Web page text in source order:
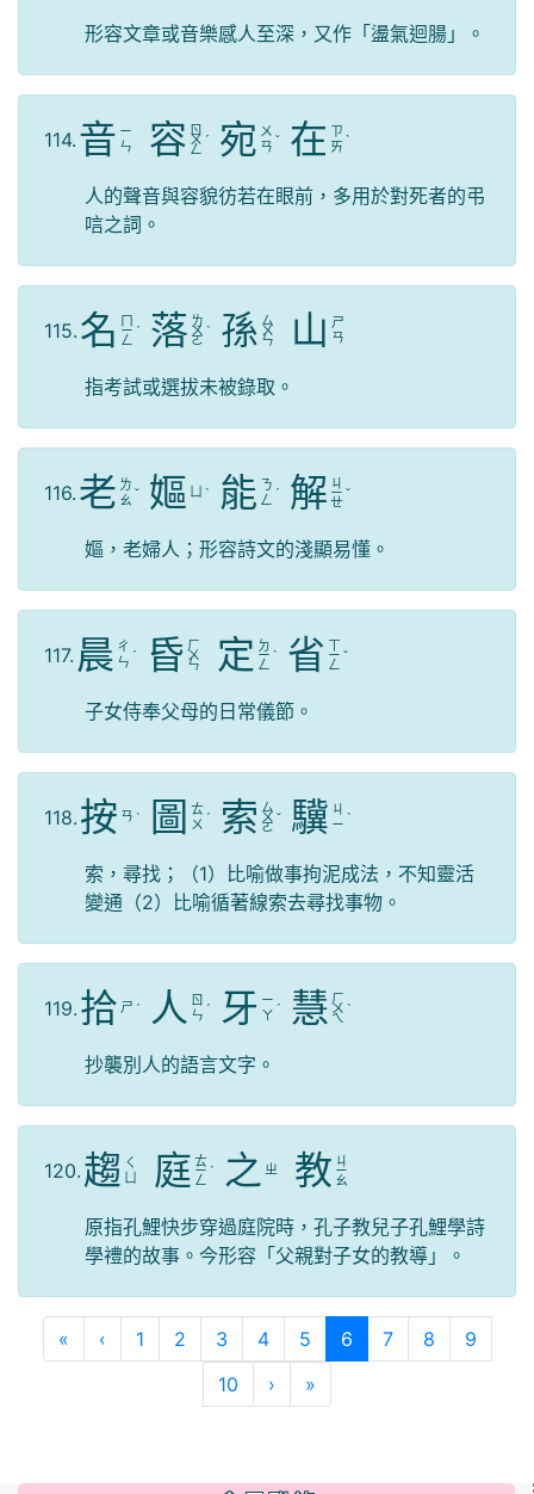
形容文章或音樂感人至深，又作「盪氣迴腸」。
114. 音 ㄧ
ㄣ
容 ㄖ
ㄨ
ㄥ
ˊ 宛 ㄨ
ㄢ ˇ 在 ㄗ
ㄞ ˋ
人的聲音與容貌彷若在眼前，多用於對死者的弔
唁之詞。
115. 名 ㄇ
ㄧ
ㄥ
ˊ 落 ㄌ
ㄨ
ㄛ
ˋ 孫 ㄙ
ㄨ
ㄣ 山 ㄕ
ㄢ
指考試或選拔未被錄取。
116. 老 ㄌ
ㄠ ˇ 嫗 ˋ 能 ㄋ
ㄥ ˊ 解 ㄐ
ㄧ
ㄝ
ˇ
嫗，老婦人；形容詩文的淺顯易懂。
117. 晨 ㄔ
ㄣ ˊ 昏 ㄏ
ㄨ
ㄣ 定 ㄉ
ㄧ
ㄥ
ˋ 省 ㄒ
ㄧ
ㄥ
ˇ
子女侍奉父母的日常儀節。
118. 按 ㄢ ˋ 圖
ㄊ
ㄨ ˊ 索 ㄙ
ㄨ
ㄛ
ˇ 驥 ㄐ
ㄧ ˋ
索，尋找；（1）比喻做事拘泥成法，不知靈活
變通（2）比喻循著線索去尋找事物。
119. 拾 ㄕ ˊ 人 ㄖ
ㄣ ˊ 牙 ㄧ
ㄚ ˊ 慧 ㄏ
ㄨ
ㄟ
ˋ
抄襲別人的語言文字。
120. 趨 ㄑ
庭 ㄊ
ㄧ
ㄥ
ˊ 之 ㄓ 教 ㄐ
ㄧ
ㄠ
原指孔鯉快步穿過庭院時，孔子教兒子孔鯉學詩
學禮的故事。今形容「父親對子女的教導」。
« 第一頁
‹上一頁
1 2 3 4 5 6(目前頁次)
7 8
9
10
›下一頁
»最後頁